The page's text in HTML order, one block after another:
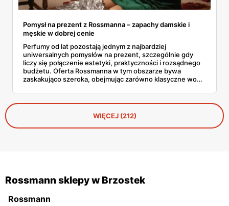
Pomysł na prezent z Rossmanna – zapachy damskie i
męskie w dobrej cenie
Perfumy od lat pozostają jednym z najbardziej
uniwersalnych pomysłów na prezent, szczególnie gdy
liczy się połączenie estetyki, praktyczności i rozsądnego
budżetu. Oferta Rossmanna w tym obszarze bywa
zaskakująco szeroka, obejmując zarówno klasyczne wody
zapachowe dla kobiet oraz mężczyzn. W aktualnych
promocjach pojawiają się marki dobrze znane, ale też
mniej oczywiste propozycje, które często sprawdzają się
właśnie w roli prezentu — neutralnego, a jednocześnie
niepozbawionego charakteru.
WIĘCEJ (212)
Rossmann sklepy w Brzostek
Rossmann